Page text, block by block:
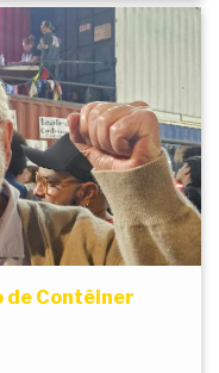
de Contêiner